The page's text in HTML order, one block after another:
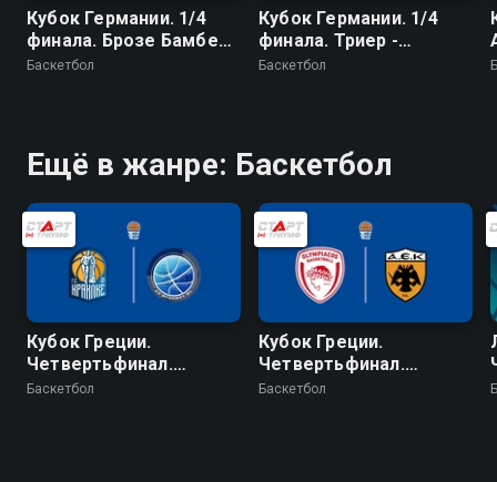
Кубок Германии. 1/4
финала. Брозе Бамберг
- Гидельберг
Баскетбол
Кубок Германии. 1/4
финала. Триер -
Бавария
Баскетбол
Ещё в жанре: Баскетбол
Кубок Греции.
Четвертьфинал.
Ираклис - Миконос
Баскетбол
Кубок Греции.
Четвертьфинал.
Олимпиакос - АЕК
Баскетбол